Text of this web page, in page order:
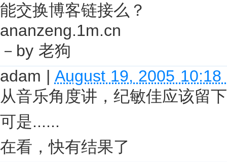
能交换博客链接么？
ananzeng.1m.cn
－by 老狗
adam | August 19, 2005 10:18
从音乐角度讲，纪敏佳应该留
可是......
在看，快有结果了